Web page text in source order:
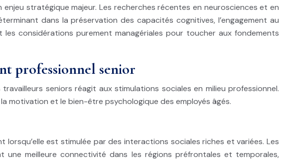
stratégique majeur. Les recherches récentes en neurosciences et en
dans la préservation des capacités cognitives, l’engagement au
considérations purement managériales pour toucher aux fondements
professionnel senior
seniors réagit aux stimulations sociales en milieu professionnel.
motivation et le bien-être psychologique des employés âgés.
est stimulée par des interactions sociales riches et variées. Les
une meilleure connectivité dans les régions préfrontales et temporales,